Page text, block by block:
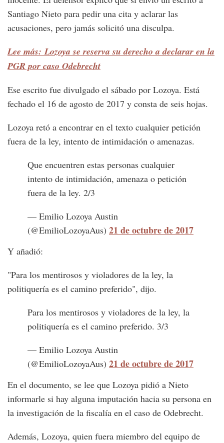
Santiago Nieto para pedir una cita y aclarar las
acusaciones, pero jamás solicitó una disculpa.
Lee más: Lozoya se reserva su derecho a declarar en la
PGR por caso Odebrecht
Ese escrito fue divulgado el sábado por Lozoya. Está
fechado el 16 de agosto de 2017 y consta de seis hojas.
Lozoya retó a encontrar en el texto cualquier petición
fuera de la ley, intento de intimidación o amenazas.
Que encuentren estas personas cualquier
intento de intimidación, amenaza o petición
fuera de la ley. 2/3
— Emilio Lozoya Austin
(@EmilioLozoyaAus) 21 de octubre de 2017
Y añadió:
"Para los mentirosos y violadores de la ley, la
politiquería es el camino preferido", dijo.
Para los mentirosos y violadores de la ley, la
politiquería es el camino preferido. 3/3
— Emilio Lozoya Austin
(@EmilioLozoyaAus) 21 de octubre de 2017
En el documento, se lee que Lozoya pidió a Nieto
informarle si hay alguna imputación hacia su persona en
la investigación de la fiscalía en el caso de Odebrecht.
Además, Lozoya, quien fuera miembro del equipo de